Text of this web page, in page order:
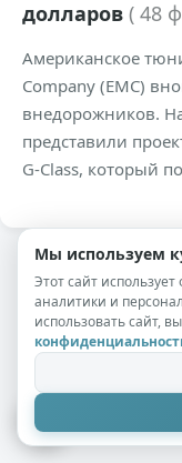
долларов ( 48
Американское
Company (EMC)
внедорожников.
представили
G-Class, который
Мы используем
Этот сайт
аналитики и
использовать сайт,